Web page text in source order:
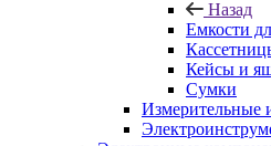
Назад
Емкости
Кейсы и
Сумки
Измерительные